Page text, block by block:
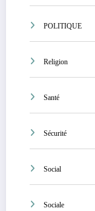
POLITIQUE
Religion
Santé
Sécurité
Social
Sociale